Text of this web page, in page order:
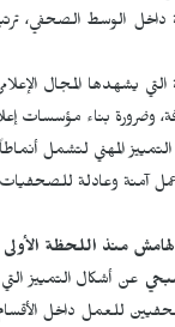
الوسط الصحفي، ترتبط
يشهدها المجال
وضرورة بناء مؤسسات
المهني لتشمل
آمنة وعادلة
منذ اللحظة الأولى
عن أشكال التمييز
للعمل داخل